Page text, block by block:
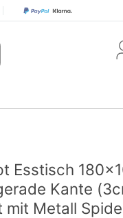
Esstisch
Kante
mit Metall